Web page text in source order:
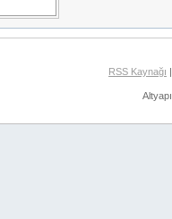
RSS Kaynağı